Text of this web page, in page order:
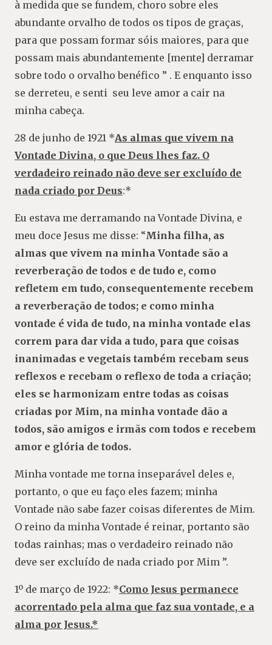
à medida que se fundem, choro sobre eles
abundante orvalho de todos os tipos de graças,
para que possam formar sóis maiores, para que
possam mais abundantemente [mente] derramar
sobre todo o orvalho benéfico ” . E enquanto isso
se derreteu, e senti seu leve amor a cair na
minha cabeça.
28 de junho de 1921 *As almas que vivem na
Vontade Divina, o que Deus lhes faz. O
verdadeiro reinado não deve ser excluído de
nada criado por Deus:*
Eu estava me derramando na Vontade Divina, e
meu doce Jesus me disse: “Minha filha, as
almas que vivem na minha Vontade são a
reverberação de todos e de tudo e, como
refletem em tudo, consequentemente recebem
a reverberação de todos; e como minha
vontade é vida de tudo, na minha vontade elas
correm para dar vida a tudo, para que coisas
inanimadas e vegetais também recebam seus
reflexos e recebam o reflexo de toda a criação;
eles se harmonizam entre todas as coisas
criadas por Mim, na minha vontade dão a
todos, são amigos e irmãs com todos e recebem
amor e glória de todos.
Minha vontade me torna inseparável deles e,
portanto, o que eu faço eles fazem; minha
Vontade não sabe fazer coisas diferentes de Mim.
O reino da minha Vontade é reinar, portanto são
todas rainhas; mas o verdadeiro reinado não
deve ser excluído de nada criado por Mim ”.
1º de março de 1922: *Como Jesus permanece
acorrentado pela alma que faz sua vontade, e a
alma por Jesus.*